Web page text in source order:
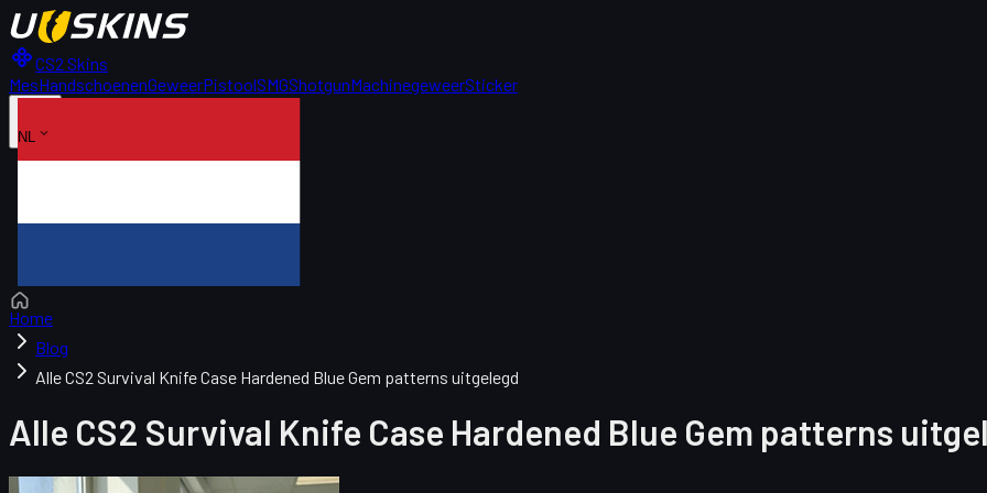
CS2 Skins
MesHandschoenenGeweerPistoolSMGShotgunMachinegeweerSticker
NL
Home
Blog
Alle CS2 Survival Knife Case Hardened Blue Gem patterns uitgelegd
Alle CS2 Survival Knife Case Hardened Blue Gem patterns